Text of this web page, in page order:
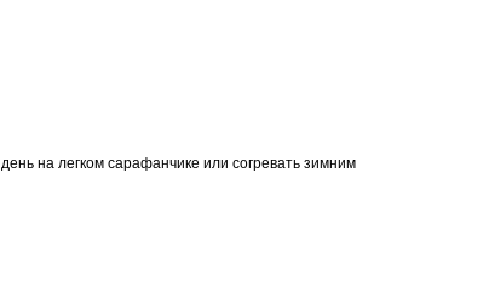
на легком сарафанчике или согревать зимним